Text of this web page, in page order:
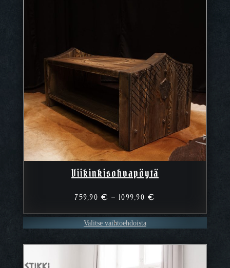
Viikinkisohvapöytä
759,90 € – 1099,90 €
–
1099,90 €
Valitse vaihtoehdoista